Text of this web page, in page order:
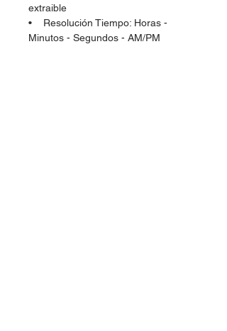
extraible
• Resolución Tiempo: Horas -
Minutos - Segundos - AM/PM